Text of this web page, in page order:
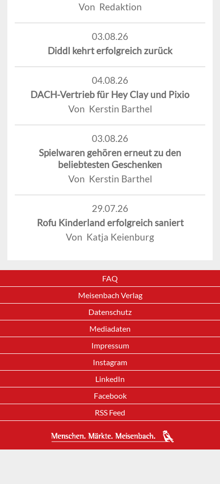
Von Redaktion
03.08.26
Diddl kehrt erfolgreich zurück
04.08.26
DACH-Vertrieb für Hey Clay und Pixio
Von Kerstin Barthel
03.08.26
Spielwaren gehören erneut zu den
beliebtesten Geschenken
Von Kerstin Barthel
29.07.26
Rofu Kinderland erfolgreich saniert
Von Katja Keienburg
FAQ
Meisenbach Verlag
Datenschutz
Mediadaten
Impressum
Instagram
LinkedIn
Facebook
RSS Feed